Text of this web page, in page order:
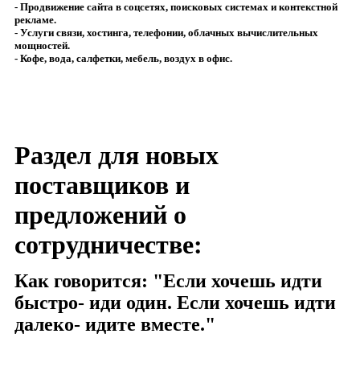
Раздел для новых
поставщиков и
предложений о
сотрудничестве:
Как говорится: "Если хочешь идти
быстро- иди один. Если хочешь идти
далеко- идите вместе."
- Продвижение сайта в соцсетях, поисковых системах и контекстной
рекламе.
- Услуги связи, хостинга, телефонии, облачных вычислительных
мощностей.
- Кофе, вода, салфетки, мебель, воздух в офис.